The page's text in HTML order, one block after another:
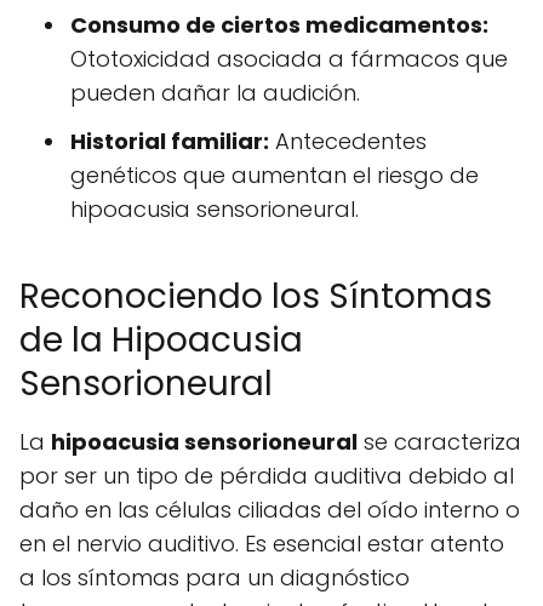
Consumo de ciertos medicamentos:
Ototoxicidad asociada a fármacos que
pueden dañar la audición.
Historial familiar: Antecedentes
genéticos que aumentan el riesgo de
hipoacusia sensorioneural.
Reconociendo los Síntomas
de la Hipoacusia
Sensorioneural
La hipoacusia sensorioneural se caracteriza
por ser un tipo de pérdida auditiva debido al
daño en las células ciliadas del oído interno o
en el nervio auditivo. Es esencial estar atento
a los síntomas para un diagnóstico